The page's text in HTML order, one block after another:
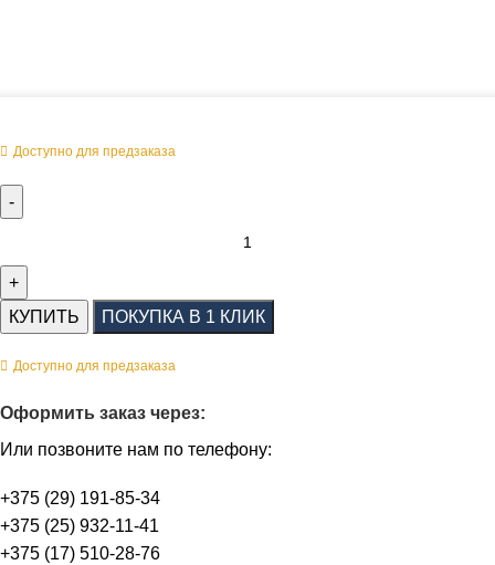
Доступно для предзаказа
КУПИТЬ ПОКУПКА В 1 КЛИК
Доступно для предзаказа
Оформить заказ через:
Или позвоните нам по телефону:
+375 (29) 191-85-34
+375 (25) 932-11-41
+375 (17) 510-28-76